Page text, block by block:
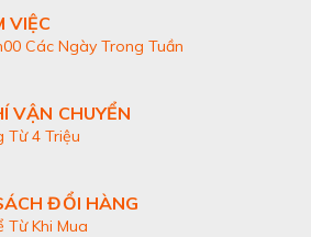
VIỆC
Các Ngày Trong Tuần
VẬN CHUYỂN
Từ 4 Triệu
ĐỔI HÀNG
Từ Khi Mua